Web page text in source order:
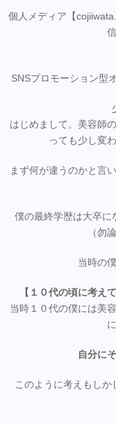
個人メディア【
SNSプロモーション型
はじめまして。美容師
っても少し変
まず何が違うのかと言
僕の最終学歴は大卒に
（勿
当時の
【１０代の頃に考え
当時１０代の僕には美
自分に
このように考えもし